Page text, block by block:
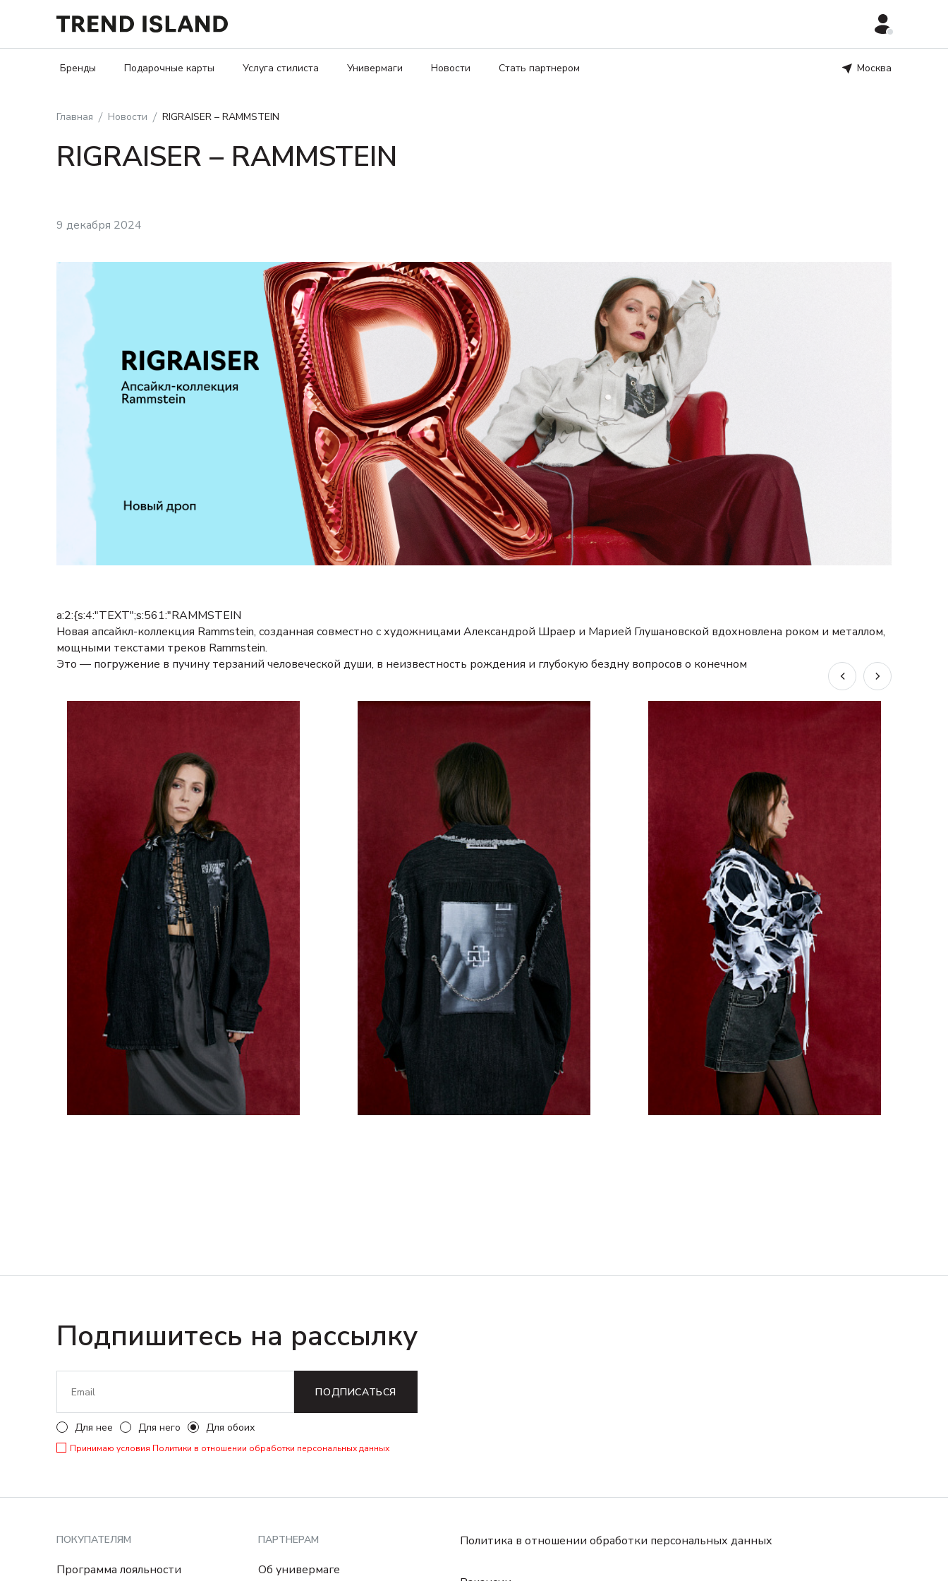
Бренды Подарочные карты Услуга стилиста Универмаги Новости Стать партнером Москва
Главная Новости RIGRAISER – RAMMSTEIN
RIGRAISER – RAMMSTEIN
9 декабря 2024
a:2:{s:4:"TEXT";s:561:"RAMMSTEIN
Новая апсайкл-коллекция Rammstein, созданная совместно с художницами Александрой Шраер и Марией Глушановской вдохновлена роком и металлом,
мощными текстами треков Rammstein.
Это — погружение в пучину терзаний человеческой души, в неизвестность рождения и глубокую бездну вопросов о конечном
Подпишитесь на рассылку
ПОДПИСАТЬСЯ
Для нее Для него Для обоих
Принимаю условия Политики в отношении обработки персональных данных
ПОКУПАТЕЛЯМ
Программа лояльности
ПАРТНЕРАМ
Об универмаге
Политика в отношении обработки персональных данных